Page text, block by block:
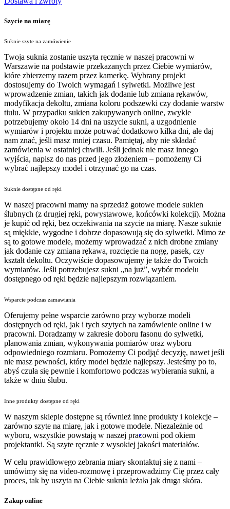
Szycie na miarę
Suknie szyte na zamówienie
Twoja suknia zostanie uszyta ręcznie w naszej pracowni w
Warszawie na podstawie przekazanych przez Ciebie wymiarów,
które zbierzemy razem przez kamerkę. Wybrany projekt
dostosujemy do Twoich wymagań i sylwetki. Możliwe jest
wprowadzenie zmian, takich jak dodanie lub zmiana rękawów,
modyfikacja dekoltu, zmiana koloru podszewki czy dodanie warstw
tiulu. W przypadku sukien zakupywanych online, zwykle
potrzebujemy około 14 dni na uszycie sukni, a uzgodnienie
wymiarów i projektu może potrwać dodatkowo kilka dni, ale daj
nam znać, jeśli masz mniej czasu. Pamiętaj, aby nie składać
zamówienia w ostatniej chwili. Jeśli jednak nie masz innego
wyjścia, napisz do nas przed jego złożeniem – pomożemy Ci
wybrać najlepszy model i otrzymać go na czas.
Suknie dostępne od ręki
W naszej pracowni mamy na sprzedaż gotowe modele sukien
ślubnych (z drugiej ręki, powystawowe, końcówki kolekcji). Można
je kupić od ręki, bez oczekiwania na szycie na miarę. Nasze suknie
są miękkie, wygodne i dobrze dopasowują się do sylwetki. Mimo że
są to gotowe modele, możemy wprowadzać z nich drobne zmiany
jak dodanie czy zmiana rękawa, rozcięcie na nogę, pasek, czy
kształt dekoltu. Oczywiście dopasowujemy je także do Twoich
wymiarów. Jeśli potrzebujesz sukni „na już”, wybór modelu
dostępnego od ręki będzie najlepszym rozwiązaniem.
Wsparcie podczas zamawiania
Oferujemy pełne wsparcie zarówno przy wyborze modeli
dostępnych od ręki, jak i tych szytych na zamówienie online i w
pracowni. Doradzamy w zakresie doboru fasonu do sylwetki,
planowania zmian, wykonywania pomiarów oraz wyboru
odpowiedniego rozmiaru. Pomożemy Ci podjąć decyzję, nawet jeśli
nie masz pewności, który model będzie najlepszy. Jesteśmy po to,
abyś czuła się pewnie i komfortowo podczas wybierania sukni, a
także w dniu ślubu.
Inne produkty dostępne od ręki
W naszym sklepie dostępne są również inne produkty i kolekcje –
zarówno szyte na miarę, jak i gotowe modele. Niezależnie od
wyboru, wszystkie powstają w naszej pracowni pod okiem
projektantki. Są szyte ręcznie z wysokiej jakości materiałów.
W celu prawidłowego zebrania miary skontaktuj się z nami –
umówimy się na video-rozmowę i przeprowadzimy Cię przez cały
proces, tak by uszyta na Ciebie suknia leżała jak druga skóra.
Zakup online